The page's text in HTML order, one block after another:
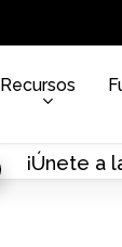
Recursos
¡Únete a